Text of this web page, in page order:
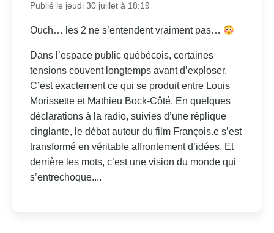
Publié le jeudi 30 juillet à 18:19
Ouch… les 2 ne s’entendent vraiment pas…
Dans l’espace public québécois, certaines
tensions couvent longtemps avant d’exploser.
C’est exactement ce qui se produit entre Louis
Morissette et Mathieu Bock-Côté. En quelques
déclarations à la radio, suivies d’une réplique
cinglante, le débat autour du film François.e s’est
transformé en véritable affrontement d’idées. Et
derrière les mots, c’est une vision du monde qui
s’entrechoque....